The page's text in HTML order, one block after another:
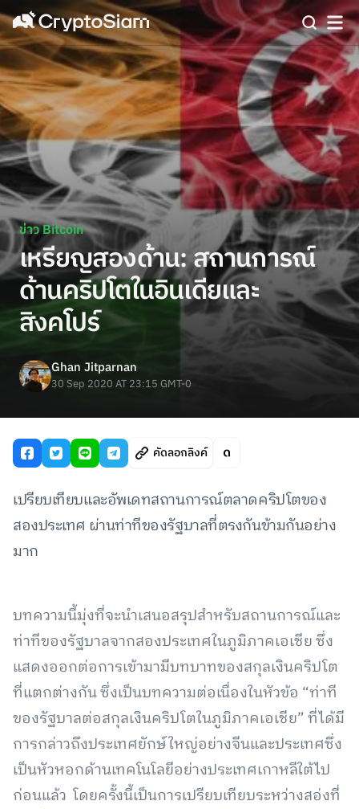
ข่าว Bitcoin
เหรียญสองด้าน: สถานการณ์
ด้านคริปโตในอินเดียและ
สิงคโปร์
Ghan Jitparnan
30 Sep 2020 AT 23:15 GMT-0
คัดลอกลิงค์
เปรียบเทียบและอัพเดทสถานการณ์ตลาดคริปโตของ
สองประเทศ ผ่านท่าทีของรัฐบาลที่ตรงกันข้ามกันอย่าง
มาก
บทความนี้มุ่งที่จะนำเสนอสรุปสำหรับสถานการณ์และ
ท่าทีของรัฐบาลจากสองประเทศในภูมิภาคเอเชีย ซึ่ง
แสดงออกต่อการเข้ามามีบทบาทของสกุลเงินคริปโต
ที่แตกต่างกัน ซึ่งเป็นบทความต่อเนื่องในหัวข้อ “ท่าที
ของรัฐบาลต่อสกุลเงินคริปโตในภูมิภาคเอเชีย” ที่ได้มี
การกล่าวถึงประเทศยักษ์ใหญ่อย่างจีนและประเทศซึ่ง
เป็นหัวหอกด้านเทคโนโลยีอย่างประเทศเกาหลีใต้ไป
ก่อนแล้ว โดยครั้งนี้เป็นการเปรียบเทียบระหว่างสอ่งที่